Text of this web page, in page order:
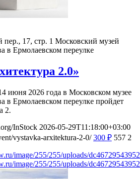
17, стр. 1 Московский музей
в Ермолаевском переулке
2.0»
июня 2026 года в Московском музее
в Ермолаевском переулке пройдет
2.
InStock 2026-05-29T11:18:00+03:00
vystavka-arxitektura-2-0/ 300 ₽ 557 2
image/255/255/uploads/
image/255/255/uploads/